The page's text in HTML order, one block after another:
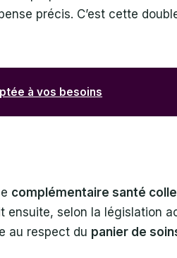
précis. C’est cette
à vos besoins
complémentaire santé
ensuite, selon la législation
au respect du panier de